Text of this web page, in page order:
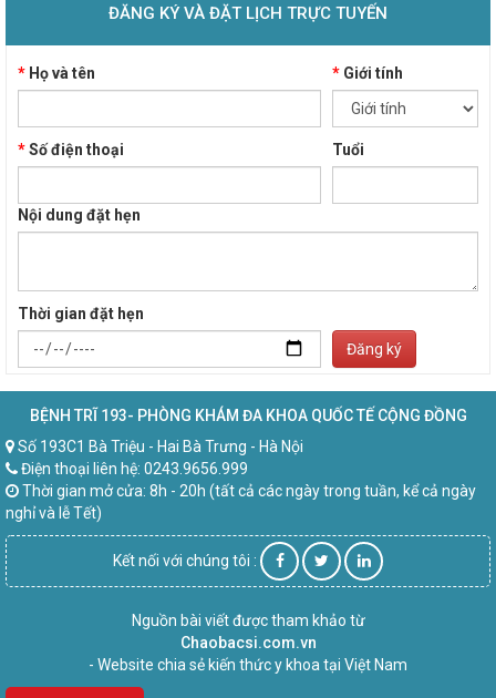
ĐĂNG KÝ VÀ ĐẶT LỊCH TRỰC TUYẾN
* Họ và tên *Giới tính
*Số điện thoại Tuổi
Nội dung đặt hẹn
Thời gian đặt hẹn
Đăng ký
BỆNH TRĨ 193- PHÒNG KHÁM ĐA KHOA QUỐC TẾ CỘNG ĐỒNG
Số 193C1 Bà Triệu - Hai Bà Trưng - Hà Nội
Điện thoại liên hệ: 0243.9656.999
Thời gian mở cửa: 8h - 20h (tất cả các ngày trong tuần, kể cả ngày
nghỉ và lễ Tết)
Kết nối với chúng tôi :
Nguồn bài viết được tham khảo từ
Chaobacsi.com.vn
- Website chia sẻ kiến thức y khoa tại Việt Nam